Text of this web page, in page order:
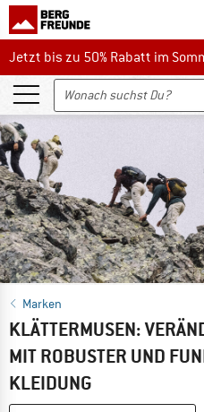
Jetzt bis zu 50% Rabatt im
Jetzt bis zu 50% Rabatt im
Marken
KLÄTTERMUSEN:
MIT ROBUSTER UND
KLEIDUNG